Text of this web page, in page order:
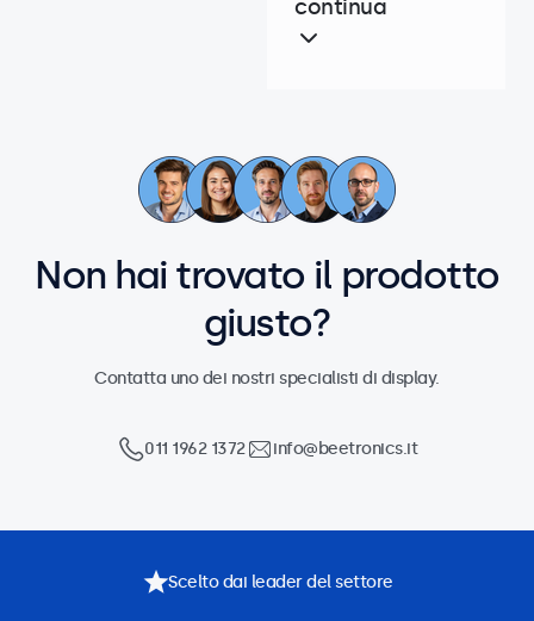
continua
Non hai trovato il prodotto
giusto?
Contatta uno dei nostri specialisti di display.
011 1962 1372 info@beetronics.it
Scelto dai leader del settore